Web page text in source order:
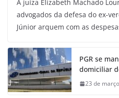
A juíza Elizabeth Machado
advogados da defesa do ex-
Júnior arquem com as
PGR se
domiciliar
23 de